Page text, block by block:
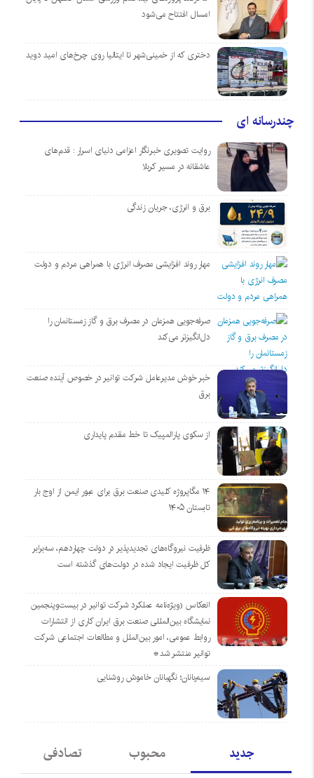
امسال افتتاح می‌شود
دختری که از خمینی‌شهر تا ایتالیا روی چرخ‌های امید دوید
چندرسانه ای
روایت تصویری خبرنگار اعزامی دنیای اسرار : قدم‌های
عاشقانه در مسیر کربلا
برق و انرژی، جریان زندگی
مهار روند افزایشی مصرف انرژی با همراهی مردم و دولت
صرفه‌جویی همزمان در مصرف برق و گاز زمستانمان را
دل‌انگیزتر می‌کند
خبر خوش مدیرعامل شرکت توانیر در خصوص آینده صنعت
برق
از سکوی پارالمپیک تا خط مقدم پایداری
۱۴ مگاپروژه‌ کلیدی صنعت برق برای عبور ایمن از اوج بار
تابستان ۱۴۰۵
ظرفیت نیروگاه‌های تجدیدپذیر در دولت چهاردهم، سه‌برابر
کل ظرفیت ایجاد شده در دولت‌های گذشته است
انعکاس (ویژه‌نامه عملکرد شرکت توانیر در بیست‌وپنجمین
نمایشگاه بین‌المللی صنعت برق ایران کاری از انتشارات
روابط عمومی، امور بین‌الملل و مطالعات اجتماعی شرکت
توانیر منتشر شد*
سیم‌بانان؛ نگهبانان خاموش روشنایی
جدید محبوب تصادفی